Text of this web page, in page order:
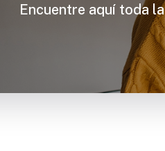
Encuentre aquí toda